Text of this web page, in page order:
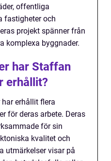
offentliga
fastigheter och
projekt spänner från
komplexa byggnader.
har Staffan
erhållit?
erhållit flera
för deras arbete. Deras
för sin
kvalitet och
utmärkelser visar på